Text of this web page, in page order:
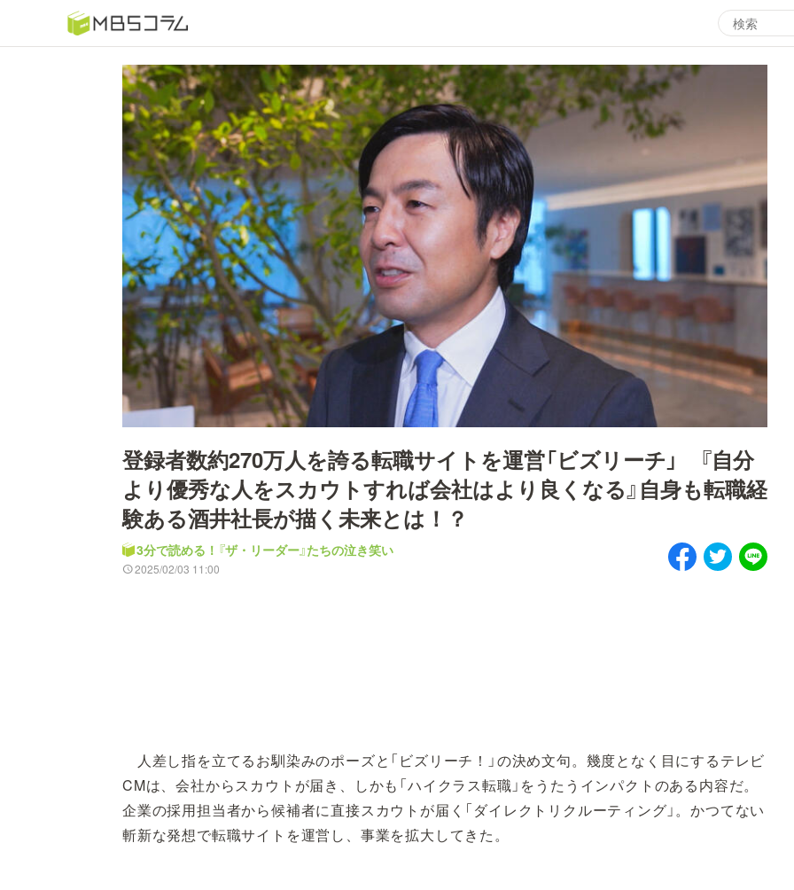
番組コラムから探す
日曜日の初耳学 復習編 エンタメMBS
もう一度楽しむプレバト サタプラ ～気になる情報をちょこっとプラス～
推しといつまでも 月曜の蛙、大海を知る。
何が起こるかホンマにわからん！？「ごぶごぶ」のトリ
情熱大陸を読む
痛快！明石家電視台に、エエ話はいらんねん！
池上彰のニュース解説が読める！「生！池上彰×山里亮
太」
5分で読める！教えてもらう前と後
登録者数約270万人を誇る転職サイトを運営「ビズリーチ」 『自分
より優秀な人をスカウトすれば会社はより良くなる』自身も転職経
験ある酒井社長が描く未来とは！？
3分で読める！『ザ・リーダー』たちの泣き笑い
2025/02/03 11:00
人差し指を立てるお馴染みのポーズと「ビズリーチ！」の決め文句。幾度となく目にするテレビ
CMは、会社からスカウトが届き、しかも「ハイクラス転職」をうたうインパクトのある内容だ。
企業の採用担当者から候補者に直接スカウトが届く「ダイレクトリクルーティング」。かつてない
斬新な発想で転職サイトを運営し、事業を拡大してきた。